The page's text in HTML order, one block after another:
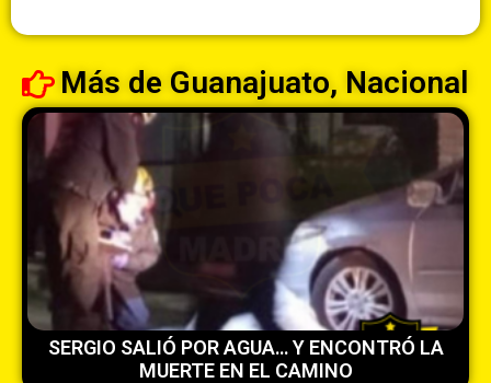
Más de Guanajuato, Nacional
SERGIO SALIÓ POR AGUA… Y ENCONTRÓ LA
MUERTE EN EL CAMINO